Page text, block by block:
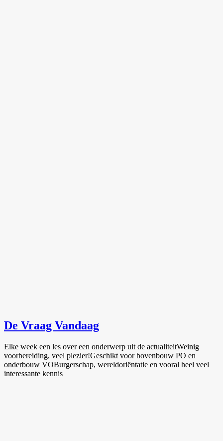
De Vraag Vandaag
Elke week een les over een onderwerp uit de actualiteitWeinig
voorbereiding, veel plezier!Geschikt voor bovenbouw PO en
onderbouw VOBurgerschap, wereldoriëntatie en vooral heel veel
interessante kennis